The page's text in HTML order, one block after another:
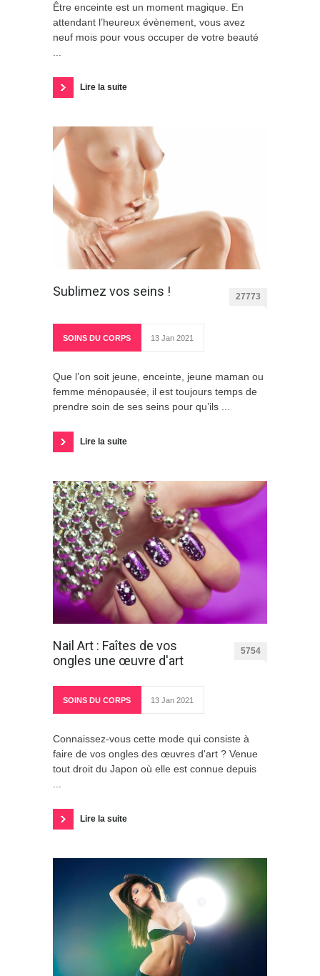
Être enceinte est un moment magique. En
attendant l’heureux évènement, vous avez
neuf mois pour vous occuper de votre beauté
...
Lire la suite
Sublimez vos seins ! 27773
SOINS DU CORPS 13 Jan 2021
Que l’on soit jeune, enceinte, jeune maman ou
femme ménopausée, il est toujours temps de
prendre soin de ses seins pour qu’ils ...
Lire la suite
Nail Art : Faîtes de vos
ongles une œuvre d'art
5754
SOINS DU CORPS 13 Jan 2021
Connaissez-vous cette mode qui consiste à
faire de vos ongles des œuvres d'art ? Venue
tout droit du Japon où elle est connue depuis
Lire la suite